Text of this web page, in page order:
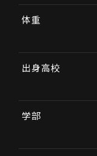
体重
出身高校
学部